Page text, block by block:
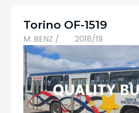
Torino OF-1519
M. BENZ / 2018/19